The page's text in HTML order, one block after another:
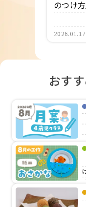
のつけ
2026.01.17
おす